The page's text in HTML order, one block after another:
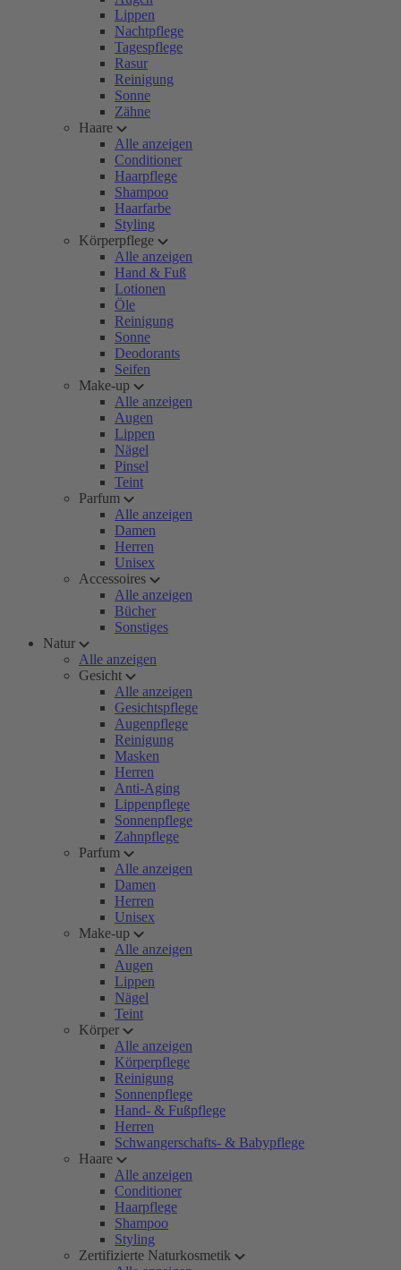
Lippen
Nachtpflege
Tagespflege
Rasur
Reinigung
Sonne
Zähne
Haare
Alle anzeigen
Conditioner
Haarpflege
Shampoo
Haarfarbe
Styling
Körperpflege
Alle anzeigen
Hand & Fuß
Lotionen
Öle
Reinigung
Sonne
Deodorants
Seifen
Make-up
Alle anzeigen
Augen
Lippen
Nägel
Pinsel
Teint
Parfum
Alle anzeigen
Damen
Herren
Unisex
Accessoires
Alle anzeigen
Bücher
Sonstiges
Natur
Alle anzeigen
Gesicht
Alle anzeigen
Gesichtspflege
Augenpflege
Reinigung
Masken
Herren
Anti-Aging
Lippenpflege
Sonnenpflege
Zahnpflege
Parfum
Alle anzeigen
Damen
Herren
Unisex
Make-up
Alle anzeigen
Augen
Lippen
Nägel
Teint
Körper
Alle anzeigen
Körperpflege
Reinigung
Sonnenpflege
Hand- & Fußpflege
Herren
Schwangerschafts- & Babypflege
Haare
Alle anzeigen
Conditioner
Haarpflege
Shampoo
Styling
Zertifizierte Naturkosmetik